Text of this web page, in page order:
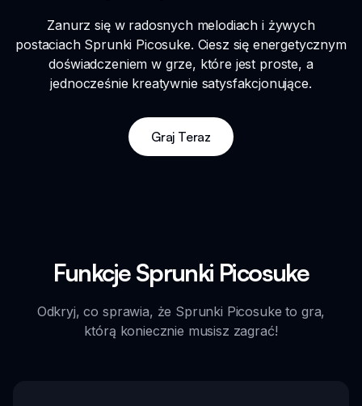
Zanurz się w radosnych melodiach i żywych
postaciach Sprunki Picosuke. Ciesz się energetycznym
doświadczeniem w grze, które jest proste, a
jednocześnie kreatywnie satysfakcjonujące.
Graj Teraz
Funkcje Sprunki Picosuke
Odkryj, co sprawia, że Sprunki Picosuke to gra,
którą koniecznie musisz zagrać!